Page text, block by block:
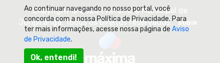
Copyright © 2026 Prefeitura Municipal de
Juripiranga. Todos os direitos reservados. SUBIR
Ao continuar navegando no nosso portal, você
concorda com a nossa Política de Privacidade. Para
ter mais informações, acesse nossa página deAviso
de Privacidade.
Ok, entendi!